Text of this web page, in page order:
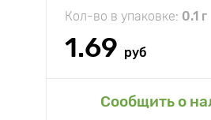
Кол-во в упаковке: 0.1 г
1.69 руб
Сообщить о